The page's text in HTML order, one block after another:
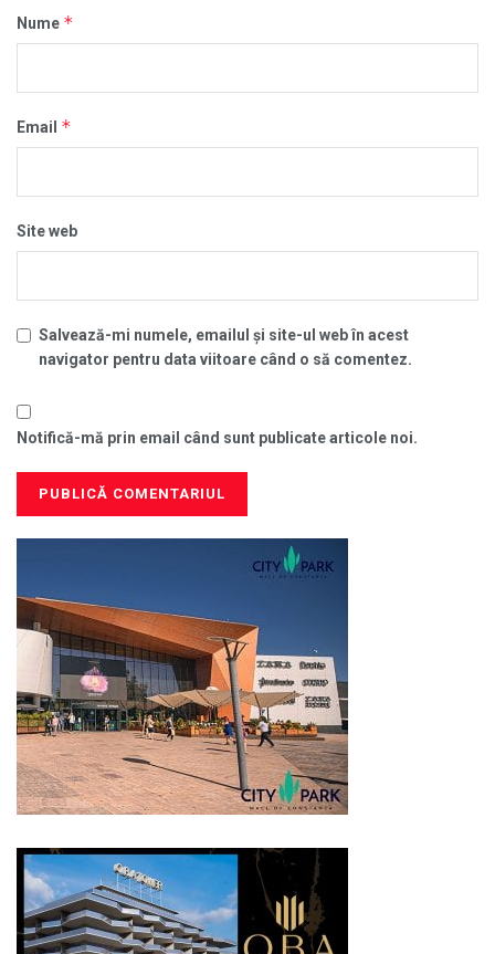
Nume *
Email *
Site web
Salvează-mi numele, emailul și site-ul web în acest
navigator pentru data viitoare când o să comentez.
Notifică-mă prin email când sunt publicate articole noi.